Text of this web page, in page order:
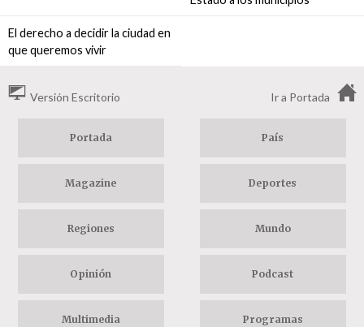
El derecho a decidir la ciudad en
que queremos vivir
Versión Escritorio Ir a Portada
Portada País
Magazine Deportes
Regiones Mundo
Opinión Podcast
Multimedia Programas